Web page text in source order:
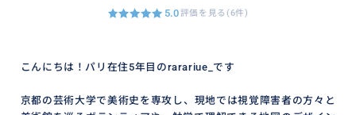
5.0評価を見る(6件)
こんにちは！パリ在住5年目のrarariue_です
京都の芸術大学で美術史を専攻し、現地では視覚障害者の方々と